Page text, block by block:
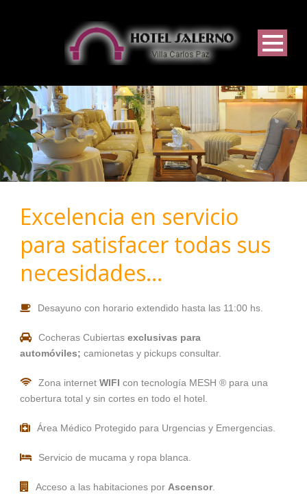
Excelencia en servicio
para satisfacer todas sus
necesidades…
Desayuno con horario extendido hasta las 11:00 hs.
Cocheras Cubiertas exclusivas para
automóviles; camionetas y pickups consultar.
Zona internet WIFI con tecnología MESH ® para una
cobertura total y sin cortes en todo el hotel.
Área Médico Protegido para Urgencias y Emergencias.
Servicio de mucama y ropa blanca.
Acceso a las habitaciones por Ascensor.